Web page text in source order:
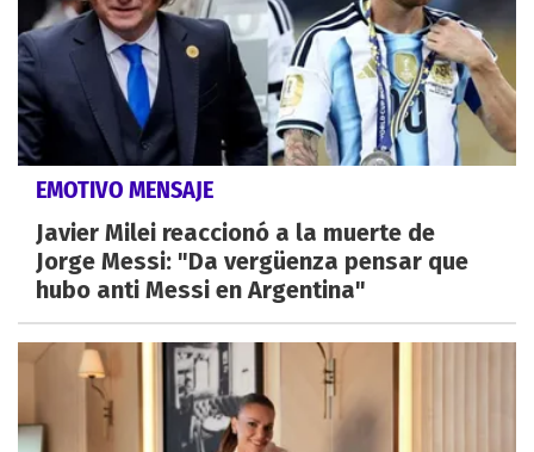
EMOTIVO MENSAJE
Javier Milei reaccionó a la muerte de
Jorge Messi: "Da vergüenza pensar que
hubo anti Messi en Argentina"